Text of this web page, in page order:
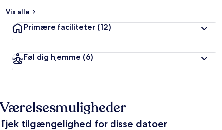
Vis alle
Primære faciliteter (12)
Føl dig hjemme (6)
Værelsesmuligheder
Tjek tilgængelighed for disse datoer